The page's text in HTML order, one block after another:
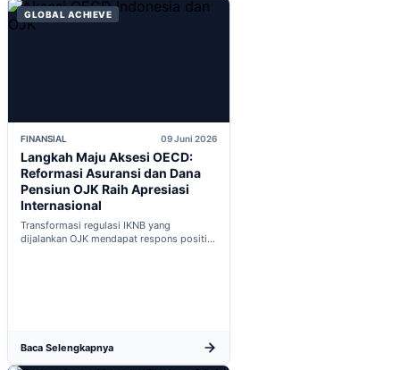
GLOBAL ACHIEVE
FINANSIAL 09 Juni 2026
Langkah Maju Aksesi OECD:
Reformasi Asuransi dan Dana
Pensiun OJK Raih Apresiasi
Internasional
Transformasi regulasi IKNB yang
dijalankan OJK mendapat respons positif
Baca Selengkapnya